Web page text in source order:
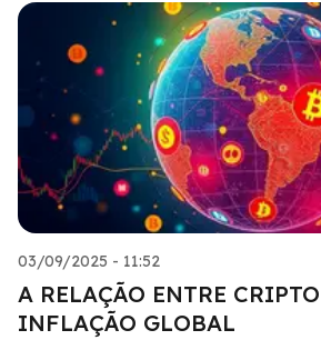
03/09/2025 - 11:52
A RELAÇÃO ENTRE
INFLAÇÃO GLOBAL